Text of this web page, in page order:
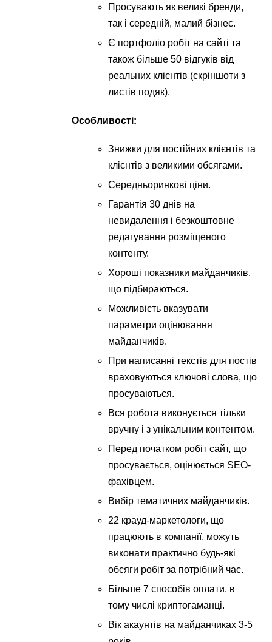
Просувають як великі бренди,
так і середній, малий бізнес.
Є портфоліо робіт на сайті та
також більше 50 відгуків від
реальних клієнтів (скріншоти з
листів подяк).
Особливості:
Знижки для постійних клієнтів та
клієнтів з великими обсягами.
Середньоринкові ціни.
Гарантія 30 днів на
невидалення і безкоштовне
редагування розміщеного
контенту.
Хороші показники майданчиків,
що підбираються.
Можливість вказувати
параметри оцінювання
майданчиків.
При написанні текстів для постів
враховуються ключові слова, що
просуваються.
Вся робота виконується тільки
вручну і з унікальним контентом.
Перед початком робіт сайт, що
просувається, оцінюється SEO-
фахівцем.
Вибір тематичних майданчиків.
22 крауд-маркетологи, що
працюють в компанії, можуть
виконати практично будь-які
обсяги робіт за потрібний час.
Більше 7 способів оплати, в
тому числі криптогаманці.
Вік акаунтів на майданчиках 3-5